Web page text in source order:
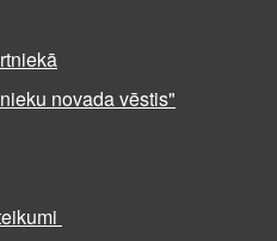
novada vēstis"